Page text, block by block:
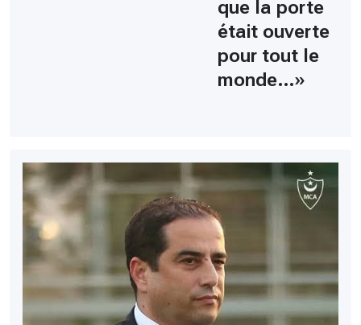
que la porte
était ouverte
pour tout le
monde…»